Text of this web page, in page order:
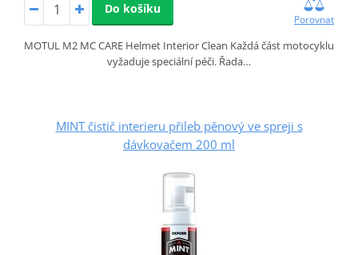
Do košíku
Porovnat
MOTUL M2 MC CARE Helmet Interior Clean Každá část motocyklu
vyžaduje speciální péči. Řada…
MINT čistič interieru přileb pěnový ve spreji s
dávkovačem 200 ml